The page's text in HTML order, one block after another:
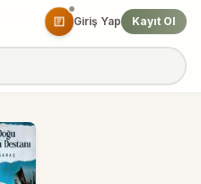
Giriş Yap Kayıt Ol